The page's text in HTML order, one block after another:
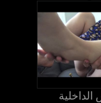
الداخلية